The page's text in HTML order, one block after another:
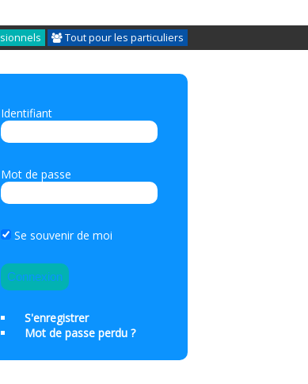
Tout pour les particuliers
Identifiant
Mot de passe
Se souvenir de moi
S'enregistrer
Mot de passe perdu ?